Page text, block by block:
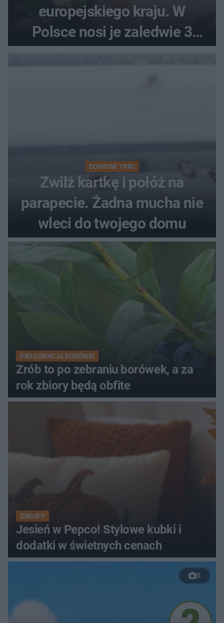
europejskiego kraju. W
Polsce nosi je zaledwie 3
kobiety
DOMOWE TRIKI
Zwilż kartkę i połóż na
parapecie. Żadna mucha nie
wleci do twojego domu
PIELĘGNACJA BORÓWKI
Zrób to po zebraniu borówek, a za
rok zbiory będą obfite
ZAKUPY
Jesień w Pepco! Stylowe kubki i
dodatki w świetnych cenach
5